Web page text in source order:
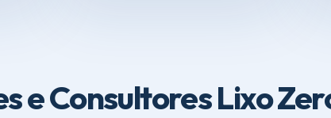
e Consultores Lixo